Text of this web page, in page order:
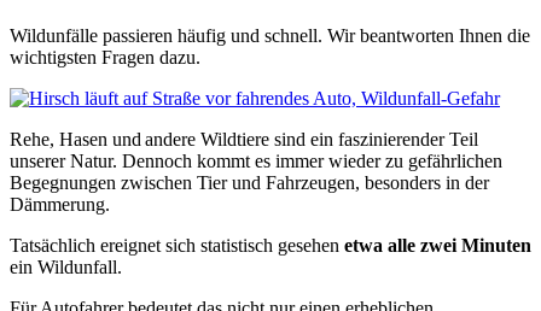
Wildunfälle passieren häufig und schnell. Wir beantworten Ihnen die
wichtigsten Fragen dazu.
Rehe, Hasen und andere Wildtiere sind ein faszinierender Teil
unserer Natur. Dennoch kommt es immer wieder zu gefährlichen
Begegnungen zwischen Tier und Fahrzeugen, besonders in der
Dämmerung.
Tatsächlich ereignet sich statistisch gesehen etwa alle zwei Minuten
ein Wildunfall.